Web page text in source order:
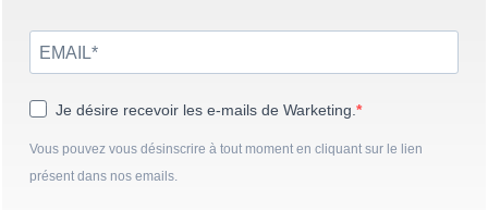
Je désire recevoir les e-mails de Warketing.
Vous pouvez vous désinscrire à tout moment en cliquant sur le lien
présent dans nos emails.